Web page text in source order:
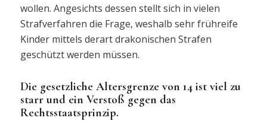
wollen. Angesichts dessen stellt sich in vielen
Strafverfahren die Frage, weshalb sehr frühreife
Kinder mittels derart drakonischen Strafen
geschützt werden müssen.
Die gesetzliche Altersgrenze von 14 ist viel zu
starr und ein Verstoß gegen das
Rechtsstaatsprinzip.